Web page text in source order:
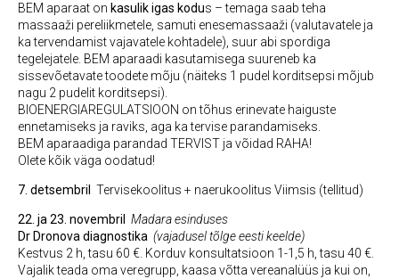
BEM aparaat on kasulik igas kodus – temaga saab teha
massaaži pereliikmetele, samuti enesemassaaži (valutavatele ja
ka tervendamist vajavatele kohtadele), suur abi spordiga
tegelejatele. BEM aparaadi kasutamisega suureneb ka
sissevõetavate toodete mõju (näiteks 1 pudel korditsepsi mõjub
nagu 2 pudelit korditsepsi).
BIOENERGIAREGULATSIOON on tõhus erinevate haiguste
ennetamiseks ja raviks, aga ka tervise parandamiseks.
BEM aparaadiga parandad TERVIST ja võidad RAHA!
Olete kõik väga oodatud!
7. detsembril Tervisekoolitus + naerukoolitus Viimsis (tellitud)
22. ja 23. novembril
Madara esinduses
Dr Dronova diagnostika (vajadusel tõlge eesti keelde)
Kestvus 2 h, tasu 60 €. Korduv konsultatsioon 1-1,5 h, tasu 40 €.
Vajalik teada oma veregrupp, kaasa võtta vereanalüüs ja kui on,